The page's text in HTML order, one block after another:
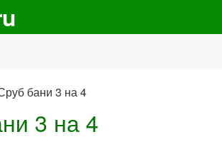
бани 3 на 4
3 на 4